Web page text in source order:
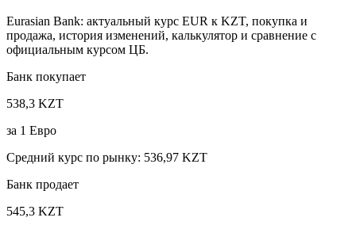
Eurasian Bank: актуальный курс EUR к KZT, покупка и
продажа, история изменений, калькулятор и сравнение с
официальным курсом ЦБ.
Банк покупает
538,3 KZT
за 1 Евро
Средний курс по рынку: 536,97 KZT
Банк продает
545,3 KZT